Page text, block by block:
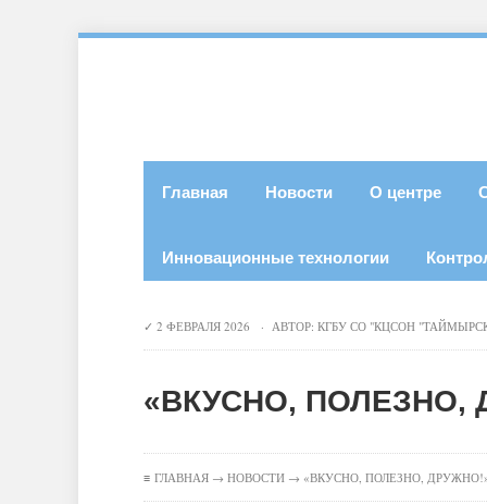
Главная Новости О центре
Инновационные технологии
2 ФЕВРАЛЯ 2026 · АВТОР: КГБУ СО "КЦСОН
«ВКУСНО, ПОЛЕЗНО,
≡ ГЛАВНАЯ → НОВОСТИ → «ВКУСНО, ПОЛЕЗНО,